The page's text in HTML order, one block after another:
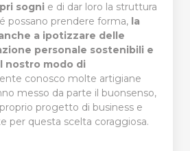
sogni e di dar loro la struttura
possano prendere forma, la
a ipotizzare delle
personale sostenibili e
nostro modo di
conosco molte artigiane
messo da parte il buonsenso,
progetto di business e
per questa scelta coraggiosa.